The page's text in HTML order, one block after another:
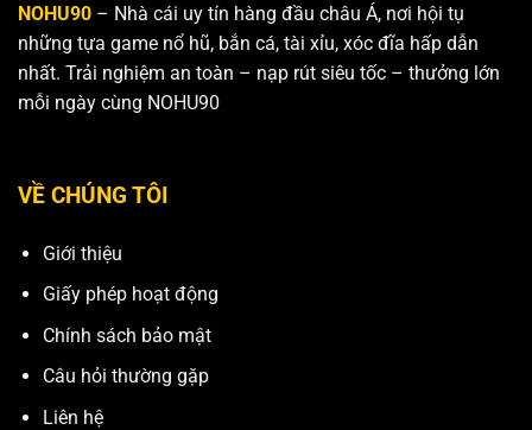
NOHU90 – Nhà cái uy tín hàng đầu châu Á, nơi hội tụ
những tựa game nổ hũ, bắn cá, tài xỉu, xóc đĩa hấp dẫn
nhất. Trải nghiệm an toàn – nạp rút siêu tốc – thưởng lớn
mỗi ngày cùng NOHU90
VỀ CHÚNG TÔI
Giới thiệu
Giấy phép hoạt động
Chính sách bảo mật
Câu hỏi thường gặp
Liên hệ